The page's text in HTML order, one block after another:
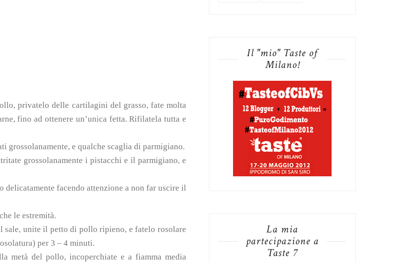
privatelo delle cartilagini del grasso, fate molta
fino ad ottenere un’unica fetta. Rifilatela tutta e
grossolanamente, e qualche scaglia di parmigiano.
grossolanamente i pistacchi e il parmigiano, e
facendo attenzione a non far uscire il
le estremità.
sale, unite il petto di pollo ripieno, e fatelo rosolare
per 3 – 4 minuti.
metà del pollo, incoperchiate e a fiamma media
Il "mio" Taste of
Milano!
La mia
partecipazione a
Taste 7